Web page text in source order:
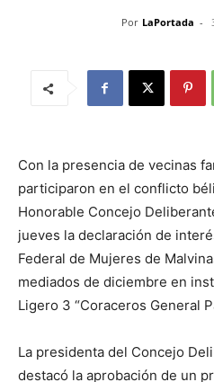
Por LaPortada -
Con la presencia de vecinas
participaron en el conflicto
Honorable Concejo
jueves la declaración de
Federal de Mujeres de
mediados de diciembre en
Ligero 3 “Coraceros General
La presidenta del Concejo
destacó la aprobación de un